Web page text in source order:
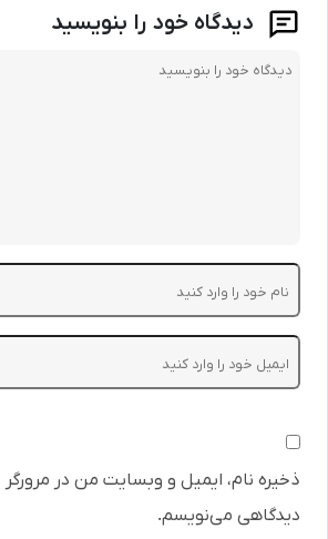
دیدگاه خود را بنویسید
ذخیره نام، ایمیل و وبسایت من در مرورگر
دیدگاهی می‌نویسم.